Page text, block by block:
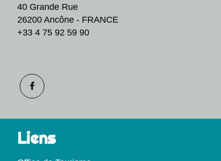
40 Grande Rue
26200 Ancône - FRANCE
+33 4 75 92 59 90
Liens